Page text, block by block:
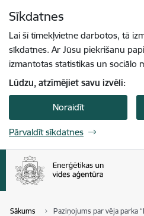
Sīkdatnes
Lai šī tīmekļvietne darbotos, tā
sīkdatnes. Ar Jūsu piekrišanu
izmantotas statistikas un sociālo
Lūdzu, atzīmējiet savu izvēli:
Noraidīt
Pārvaldīt sīkdatnes
Sākums Paziņojums par vēja parka